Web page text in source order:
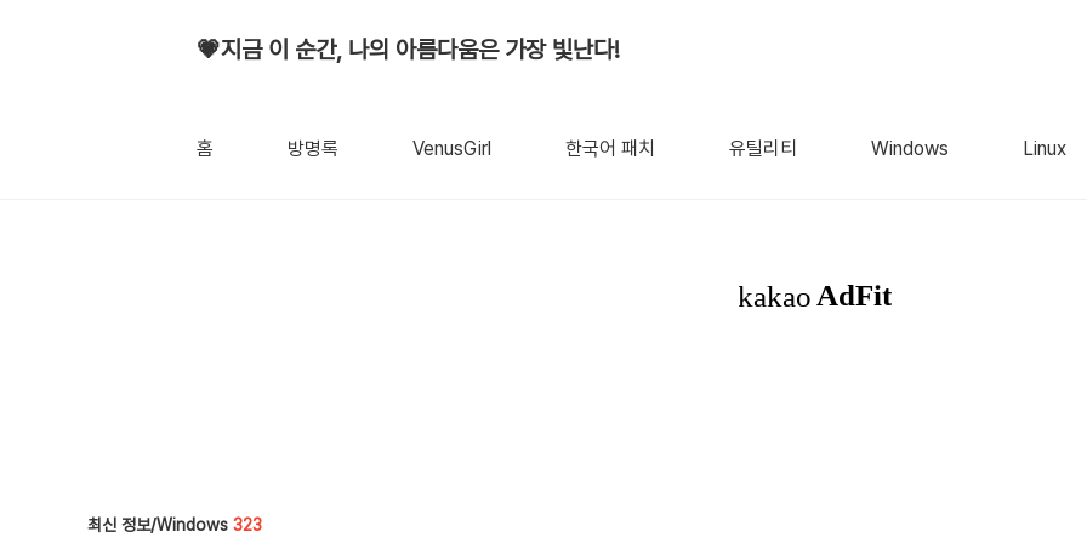
💗지금 이 순간, 나의 아름다움은 가장 빛난다!
홈 방명록 VenusGirl 한국어 패치 유틸리티 Windows Linux
최신 정보/Windows 323